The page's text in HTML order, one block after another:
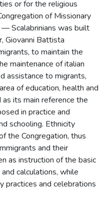
or for the religious
of Missionary
Scalabrinians was built
Giovanni Battista
to maintain the
maintenance of italian
assistance to migrants,
of education, health and
its main reference the
in practice and
schooling. Ethnicity
the Congregation, thus
and their
as instruction of the basic
calculations, while
practices and celebrations